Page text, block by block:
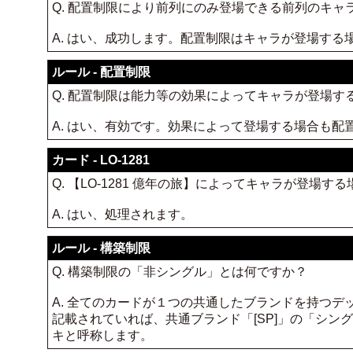
Q. 配置制限により前列にのみ登場できる前列のキ
A. はい、成功します。配置制限はキャラが登場す
ルール - 配置制限
Q. 配置制限は能力等の効果によってキャラが登場す
A. はい、有効です。効果によって登場する場合も
カード - LO-1281
Q. 【LO-1281 億年の旅】によってキャラが登場す
A. はい、処理されます。
ルール - 構築制限
Q. 構築制限の「非シングル」とは何ですか？
A. 全てのカードが１つの共通したブランドを持つ
記載されていれば、共通ブランド「[SP]」の「シン
キと呼称します。